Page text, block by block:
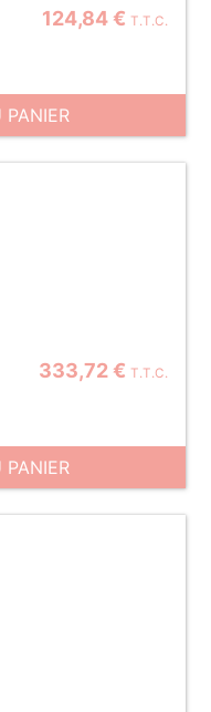
124,84 € T.T.C.
333,72 € T.T.C.